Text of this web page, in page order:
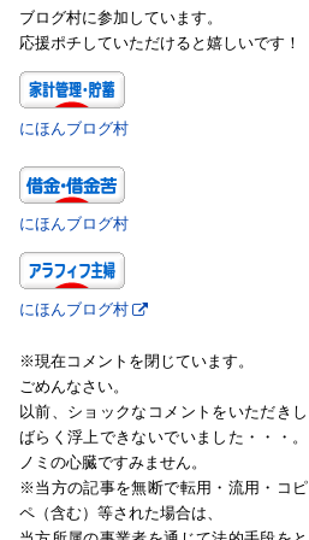
ブログ村に参加しています。
応援ポチしていただけると嬉しいです！
にほんブログ村
にほんブログ村
にほんブログ村
※現在コメントを閉じています。
ごめんなさい。
以前、ショックなコメントをいただきし
ばらく浮上できないでいました・・・。
ノミの心臓ですみません。
※当方の記事を無断で転用・流用・コピ
ペ（含む）等された場合は、